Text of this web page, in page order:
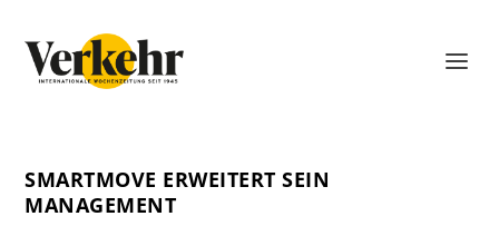
SMARTMOVE ERWEITERT SEIN
MANAGEMENT